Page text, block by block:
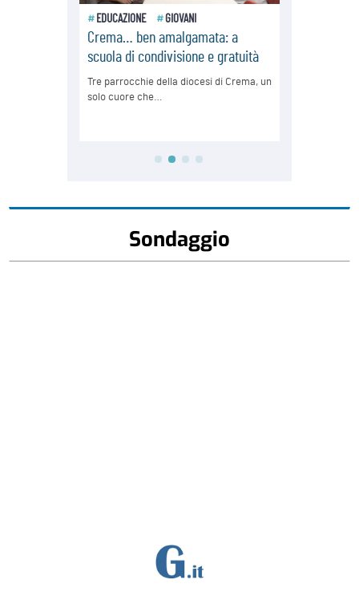
Sondaggio